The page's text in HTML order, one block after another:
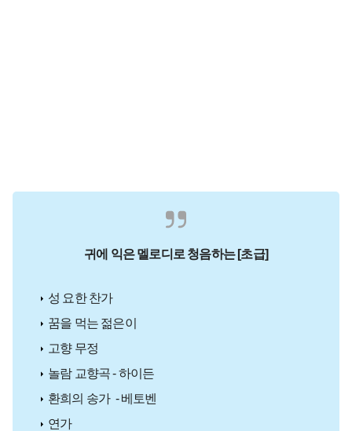
귀에 익은 멜로디로 청음하는 [초급]
성 요한 찬가
꿈을 먹는 젊은이
고향 무정
놀람 교향곡 - 하이든
환희의 송가 - 베토벤
연가